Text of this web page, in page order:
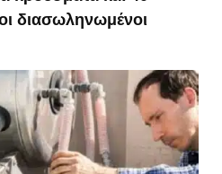
διασωληνωμένοι